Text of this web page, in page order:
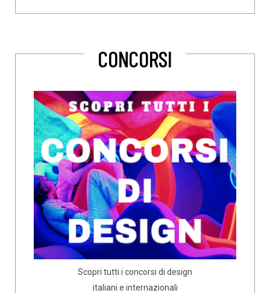
CONCORSI
Scopri tutti i concorsi di design
italiani e internazionali